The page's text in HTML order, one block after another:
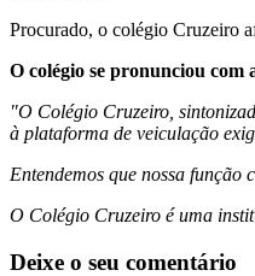
Procurado, o colégio Cruzeiro
O colégio se pronunciou com
"O Colégio Cruzeiro,
à plataforma de veiculação
Entendemos que nossa função
O Colégio Cruzeiro é uma
Deixe o seu comentário